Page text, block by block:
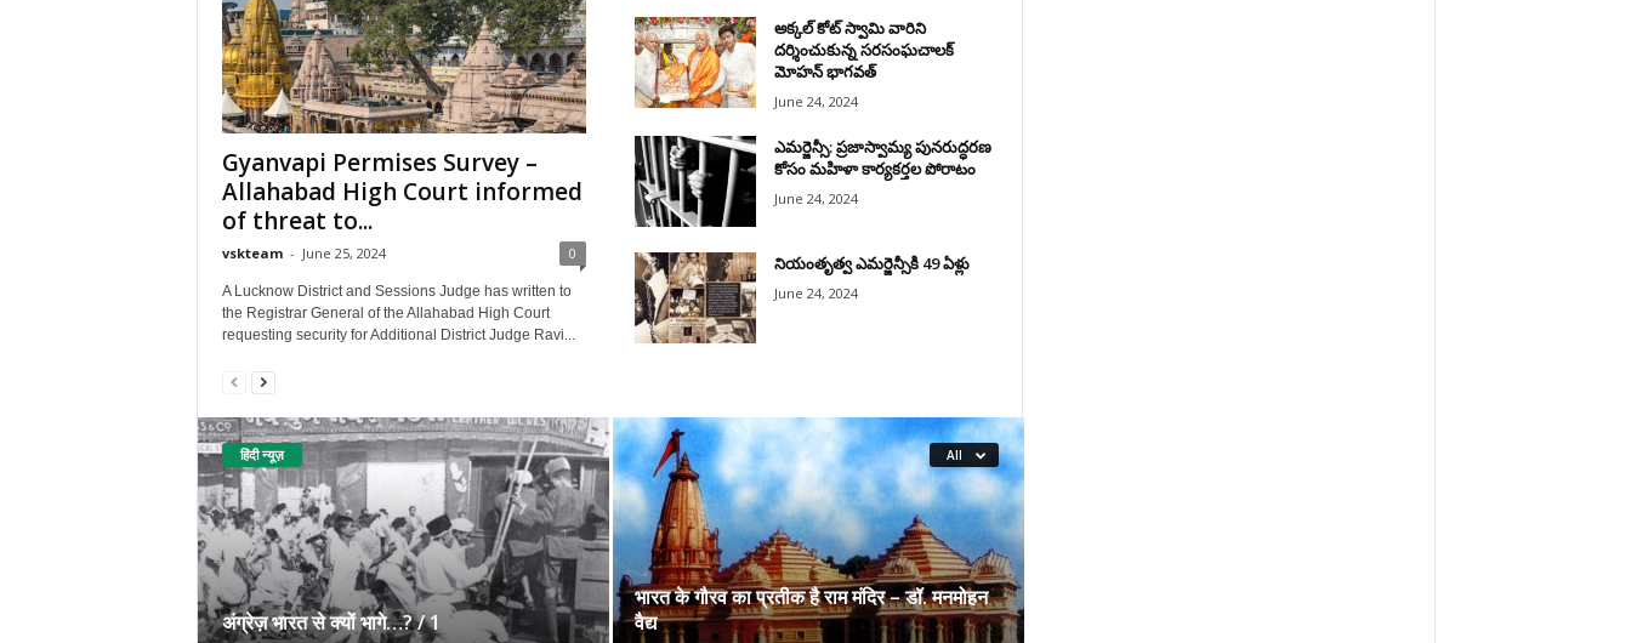
Gyanvapi Permises Survey –
Allahabad High Court informed
of threat to...
vskteam - June 25, 2024 0
A Lucknow District and Sessions Judge has written to
the Registrar General of the Allahabad High Court
requesting security for Additional District Judge Ravi...
అక్కల్‌ కోట్‌ స్వామి వారిని
దర్శించుకున్న సరసంఘచాలక్
మోహన్ భాగవత్
June 24, 2024
ఎమర్జెన్సీ: ప్రజాస్వామ్య పునరుద్ధరణ
కోసం మహిళా కార్యకర్తల పోరాటం
June 24, 2024
నియంతృత్వ ఎమర్జెన్సీకి 49 ఏళ్లు
June 24, 2024
हिंदी न्यूज़ All
अंग्रेज़ भारत से क्यों भागे…? / 1
भारत के गौरव का प्रतीक है राम मंदिर – डॉ. मनमोहन
वैद्य